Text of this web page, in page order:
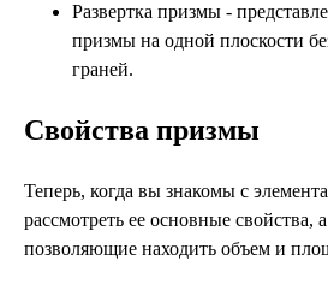
Развертка призмы -
призмы на одной плоскости
граней.
Свойства призмы
Теперь, когда вы знакомы с
рассмотреть ее основные свойства,
позволяющие находить объем и